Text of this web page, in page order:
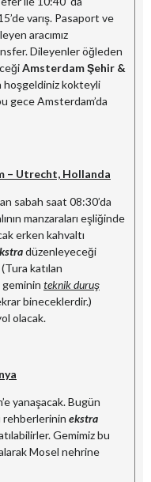
varış. Pasaport ve
aracımız
Dileyenler öğleden
Amsterdam Şehir &
hoşgeldiniz kokteyli
gece Amsterdam’da
– Utrecht, Hollanda
sabah saat 08:30’da
manzaraları eşliğinde
erken kahvaltı
düzenleyeceği
katılan
teknik duruş
bineceklerdir.)
olacak.
yanaşacak. Bugün
rehberlerinin ekstra
Gemimiz bu
Mosel nehrine